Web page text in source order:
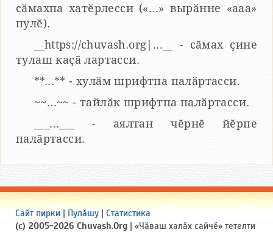
сӑмахпа хатӗрлесси («...» вырӑнне «ааа»
пулӗ).
__https://chuvash.org|...__ - сӑмах ҫине
тулаш каҫӑ лартасси.
**...** - хулӑм шрифтпа палӑртасси.
~~...~~ - тайлӑк шрифтпа палӑртасси.
___...___ - аялтан чӗрнӗ йӗрпе
палӑртасси.
Сайт пирки | Пулӑшу | Статистика
(c) 2005-2026 Chuvash.Org | «Чӑваш халӑх сайчӗ» тетелти